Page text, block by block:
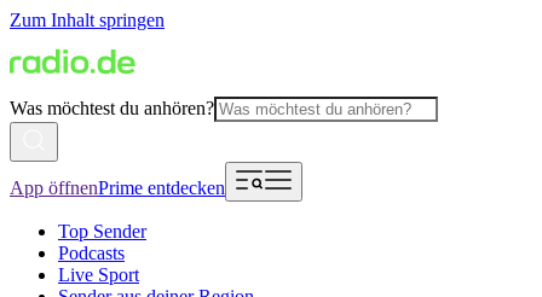
Zum Inhalt springen
Was möchtest du anhören?
App öffnenPrime entdecken
Top Sender
Podcasts
Live Sport